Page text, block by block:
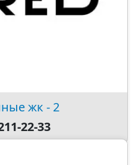
жк - 2
22-33